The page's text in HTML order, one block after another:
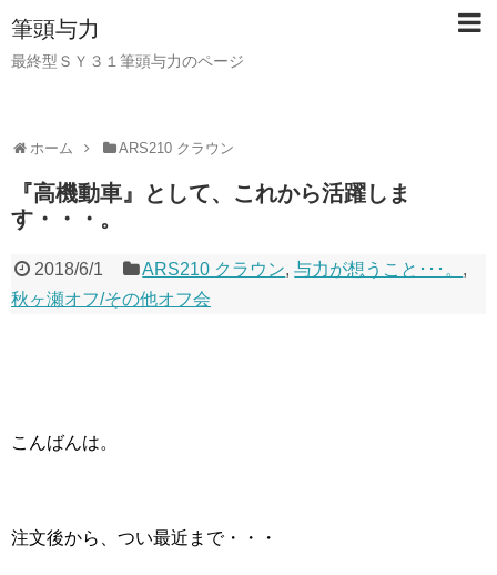
筆頭与力
最終型ＳＹ３１筆頭与力のページ
ホーム ARS210 クラウン
『高機動車』として、これから活躍しま
す・・・。
2018/6/1 ARS210 クラウン,与力が想うこと･･･。 ,
秋ヶ瀬オフ/その他オフ会
こんばんは。
注文後から、つい最近まで・・・